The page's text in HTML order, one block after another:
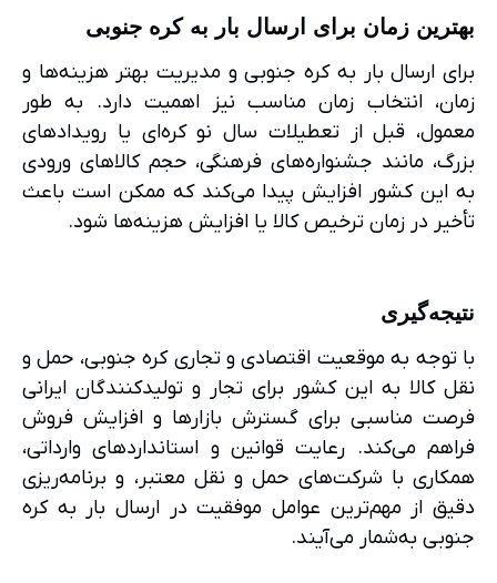
بهترین زمان برای ارسال بار به کره جنوبی
برای ارسال بار به کره جنوبی و مدیریت بهتر هزینه‌ها و
زمان، انتخاب زمان مناسب نیز اهمیت دارد. به طور
معمول، قبل از تعطیلات سال نو کره‌ای یا رویدادهای
بزرگ، مانند جشنواره‌های فرهنگی، حجم کالاهای ورودی
به این کشور افزایش پیدا می‌کند که ممکن است باعث
تأخیر در زمان ترخیص کالا یا افزایش هزینه‌ها شود.
نتیجه‌گیری
با توجه به موقعیت اقتصادی و تجاری کره جنوبی، حمل و
نقل کالا به این کشور برای تجار و تولیدکنندگان ایرانی
فرصت مناسبی برای گسترش بازارها و افزایش فروش
فراهم می‌کند. رعایت قوانین و استانداردهای وارداتی،
همکاری با شرکت‌های حمل و نقل معتبر، و برنامه‌ریزی
دقیق از مهم‌ترین عوامل موفقیت در ارسال بار به کره
جنوبی به‌شمار می‌آیند.